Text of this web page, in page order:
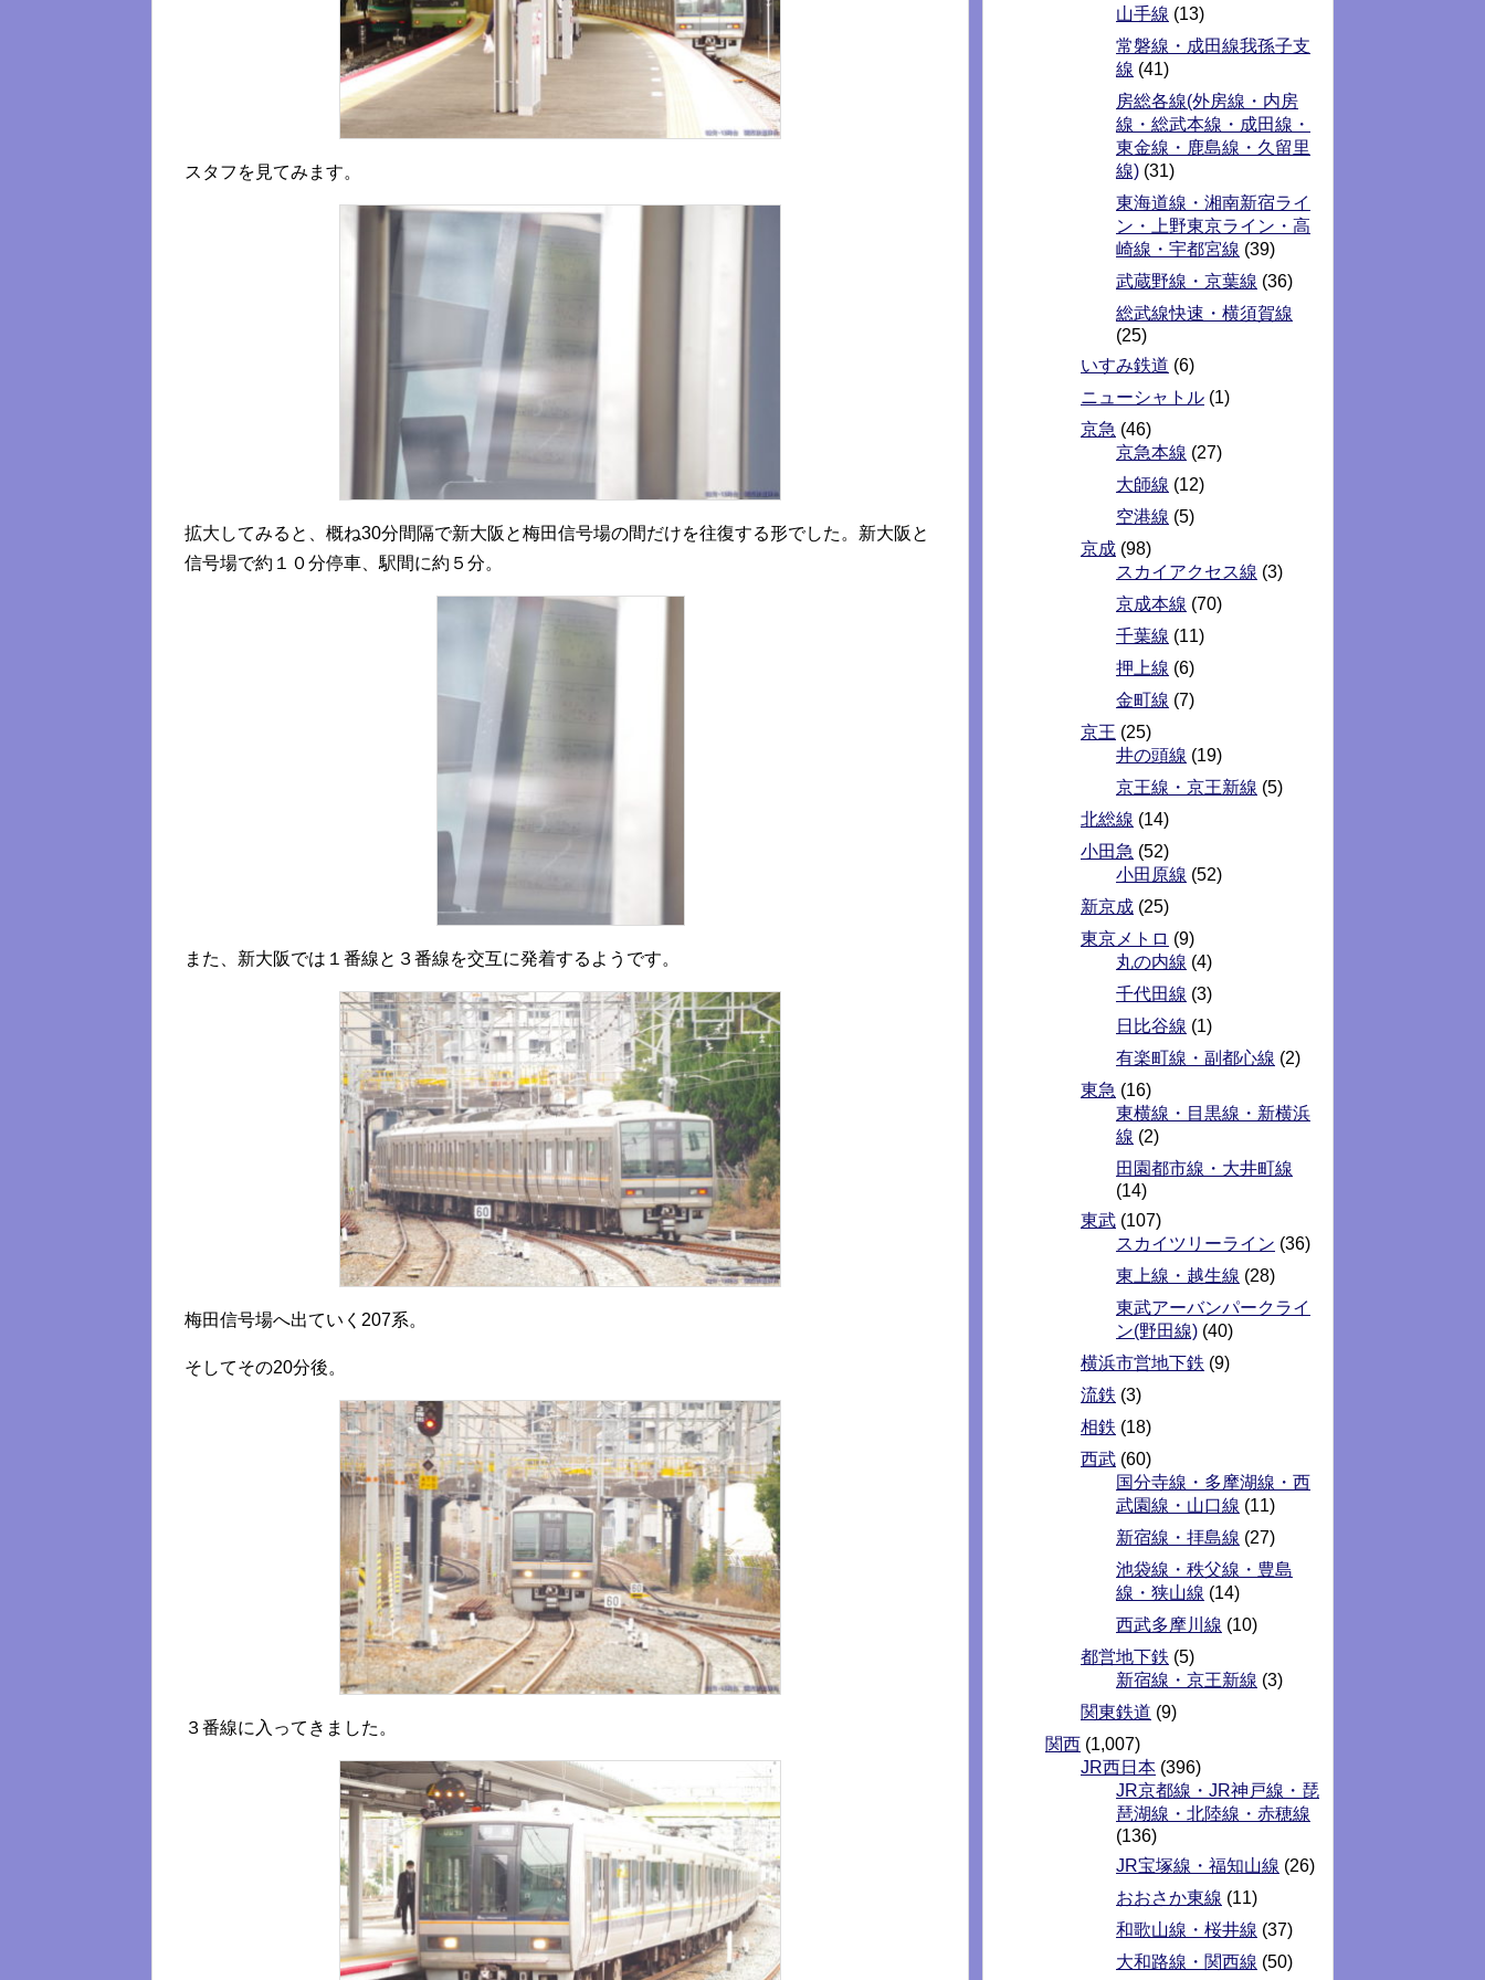
スタフを見てみます。
拡大してみると、概ね30分間隔で新大阪と梅田信号場の間だけを往復する形でした。新大阪と
信号場で約１０分停車、駅間に約５分。
また、新大阪では１番線と３番線を交互に発着するようです。
梅田信号場へ出ていく207系。
そしてその20分後。
３番線に入ってきました。
山手線 (13)
常磐線・成田線我孫子支
線 (41)
房総各線(外房線・内房
線・総武本線・成田線・
東金線・鹿島線・久留里
線) (31)
東海道線・湘南新宿ライ
ン・上野東京ライン・高
崎線・宇都宮線 (39)
武蔵野線・京葉線 (36)
総武線快速・横須賀線
(25)
いすみ鉄道 (6)
ニューシャトル (1)
京急 (46)
京急本線 (27)
大師線 (12)
空港線 (5)
京成 (98)
スカイアクセス線 (3)
京成本線 (70)
千葉線 (11)
押上線 (6)
金町線 (7)
京王 (25)
井の頭線 (19)
京王線・京王新線 (5)
北総線 (14)
小田急 (52)
小田原線 (52)
新京成 (25)
東京メトロ (9)
丸の内線 (4)
千代田線 (3)
日比谷線 (1)
有楽町線・副都心線 (2)
東急 (16)
東横線・目黒線・新横浜
線 (2)
田園都市線・大井町線
(14)
東武 (107)
スカイツリーライン (36)
東上線・越生線 (28)
東武アーバンパークライ
ン(野田線) (40)
横浜市営地下鉄 (9)
流鉄 (3)
相鉄 (18)
西武 (60)
国分寺線・多摩湖線・西
武園線・山口線 (11)
新宿線・拝島線 (27)
池袋線・秩父線・豊島
線・狭山線 (14)
西武多摩川線 (10)
都営地下鉄 (5)
新宿線・京王新線 (3)
関東鉄道 (9)
関西 (1,007)
JR西日本 (396)
JR京都線・JR神戸線・琵
琶湖線・北陸線・赤穂線
(136)
JR宝塚線・福知山線 (26)
おおさか東線 (11)
和歌山線・桜井線 (37)
大和路線・関西線 (50)